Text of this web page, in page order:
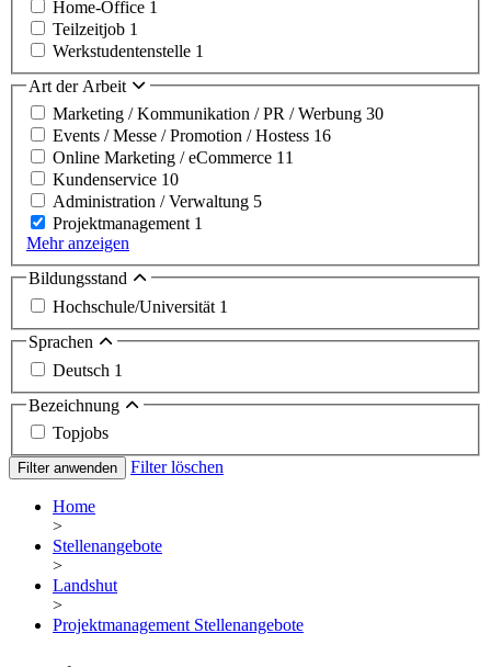
Home-Office 1
Teilzeitjob 1
Werkstudentenstelle 1
Art der Arbeit
Marketing / Kommunikation / PR / Werbung 30
Events / Messe / Promotion / Hostess 16
Online Marketing / eCommerce 11
Kundenservice 10
Administration / Verwaltung 5
Projektmanagement 1
Mehr anzeigen
Bildungsstand
Hochschule/Universität 1
Sprachen
Deutsch 1
Bezeichnung
Topjobs
Filter anwenden Filter löschen
Home
>
Stellenangebote
>
Landshut
>
Projektmanagement Stellenangebote